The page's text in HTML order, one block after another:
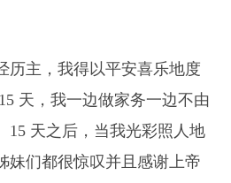
历主，我得以平安喜乐地度
天，我一边做家务一边不由
15 天之后，当我光彩照人地
妹们都很惊叹并且感谢上帝